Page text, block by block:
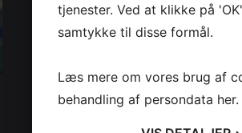
Priser
tjenester. Ved at klikke på
samtykke til disse formål.
Læs mere om vores brug af
behandling af persondata her.